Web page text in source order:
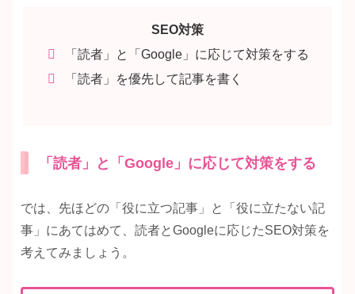
SEO対策
「読者」と「Google」に応じて対策をする
「読者」を優先して記事を書く
「読者」と「Google」に応じて対策をする
では、先ほどの「役に立つ記事」と「役に立たない記
事」にあてはめて、読者とGoogleに応じたSEO対策を
考えてみましょう。